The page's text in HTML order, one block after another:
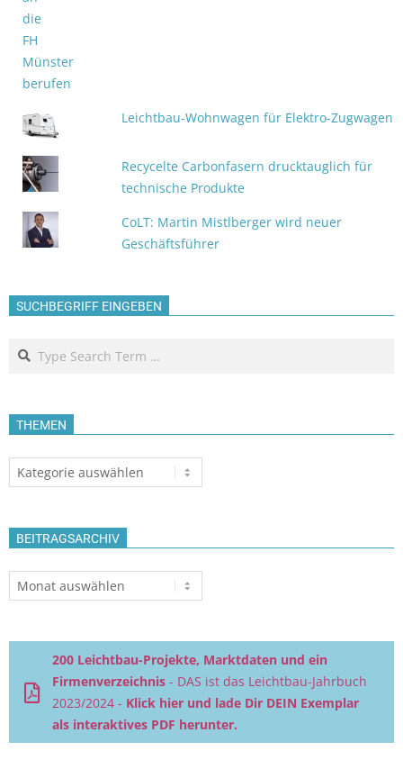
Leichtbau-Wohnwagen für Elektro-Zugwagen
Recycelte Carbonfasern drucktauglich für
technische Produkte
CoLT: Martin Mistlberger wird neuer
Geschäftsführer
SUCHBEGRIFF EINGEBEN
Search
THEMEN
Themen
BEITRAGSARCHIV
Beitragsarchiv
200 Leichtbau-Projekte, Marktdaten und ein
Firmenverzeichnis - DAS ist das Leichtbau-Jahrbuch
2023/2024 - Klick hier und lade Dir DEIN Exemplar
als interaktives PDF herunter.